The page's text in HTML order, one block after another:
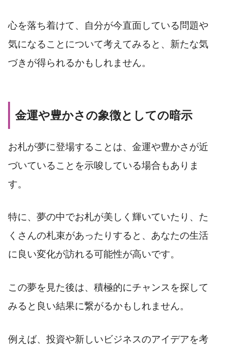
心を落ち着けて、自分が今直面している問題や
気になることについて考えてみると、新たな気
づきが得られるかもしれません。
金運や豊かさの象徴としての暗示
お札が夢に登場することは、金運や豊かさが近
づいていることを示唆している場合もありま
す。
特に、夢の中でお札が美しく輝いていたり、た
くさんの札束があったりすると、あなたの生活
に良い変化が訪れる可能性が高いです。
この夢を見た後は、積極的にチャンスを探して
みると良い結果に繋がるかもしれません。
例えば、投資や新しいビジネスのアイデアを考